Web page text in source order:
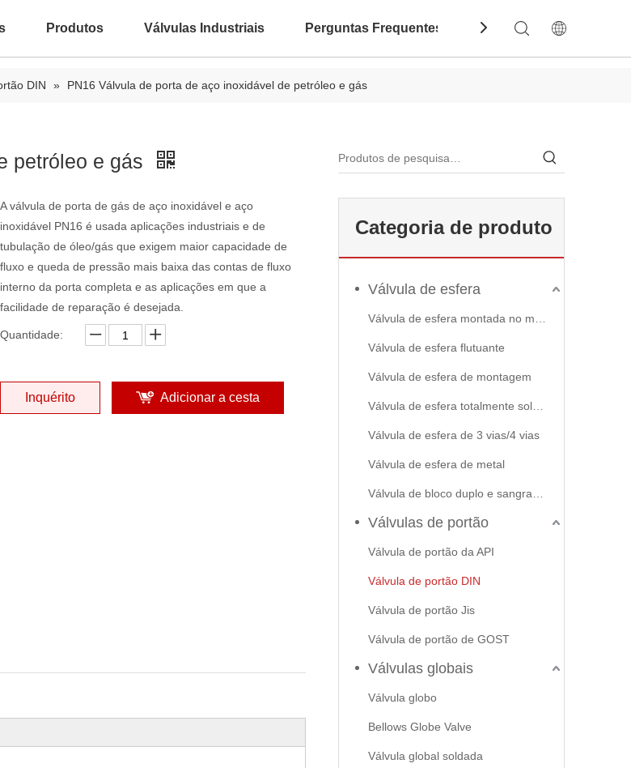
Produtos Válvulas Industriais Perguntas Frequentes Contate-Nos
DIN » PN16 Válvula de porta de aço inoxidável de petróleo e gás
petróleo e gás
A válvula de porta de gás de aço inoxidável e aço
inoxidável PN16 é usada aplicações industriais e de
tubulação de óleo/gás que exigem maior capacidade de
fluxo e queda de pressão mais baixa das contas de fluxo
interno da porta completa e as aplicações em que a
facilidade de reparação é desejada.
Quantidade:
Inquérito Adicionar a cesta
Categoria de produto
Válvula de esfera
Válvula de esfera flutuante
Válvula de esfera de montagem
Válvula de esfera de 3 vias/4 vias
Válvula de esfera de metal
Válvulas de portão
Válvula de portão da API
Válvula de portão DIN
Válvula de portão Jis
Válvula de portão de GOST
Válvulas globais
Válvula globo
Bellows Globe Valve
Válvula global soldada